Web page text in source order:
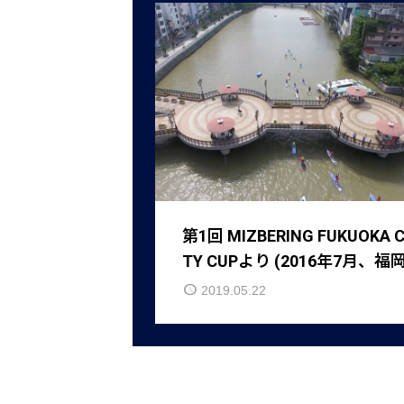
第1回 MIZBERING FUKUOKA CI
TY CUPより (2016年7月、福
水辺クリーンサップクラブ主
2019.05.22